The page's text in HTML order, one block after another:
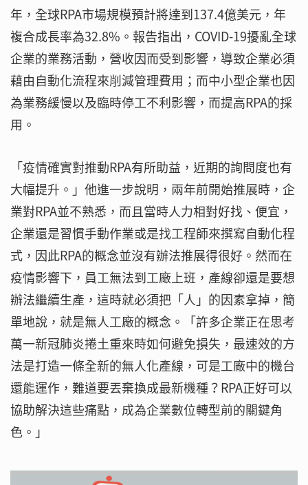
年，全球RPA市場規模預計將達到137.4億美元，年
複合成長率為32.8%。報告指出，COVID-19擾亂全球
企業的業務活動，營收因而受到影響，導致企業必須
藉由自動化流程來削減管理費用；而中小型企業也因
為業務緩慢以及臨時停工不利影響，而提高RPA的採
用。
「疫情確實對推動RPA有所助益，近期的詢問度也有
大幅提升。」他進一步說明，兩年前開始推展時，企
業對RPA並不熟悉，而且當時人力相對好找、便宜，
企業還是習慣手動作業或是找工程師來撰寫自動化程
式，因此RPA的概念並沒有辦法推展得很好。然而在
疫情影響下，員工無法到工廠上班，產線卻還是要想
辦法繼續生產，這時就必須把「人」的因素拿掉，簡
單地說，就是無人工廠的概念。「許多企業正在思考
萬一新冠肺炎捲土重來時如何避免損失，最速效的方
法是打造一條全新的無人化產線，可是工廠中的機台
還能運作，難道要丟棄換成最新機種？RPA正好可以
協助解決這些痛點，成為企業數位轉型前的關鍵角
色。」